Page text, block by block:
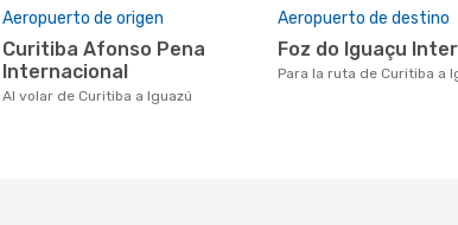
Aeropuerto de origen
Curitiba Afonso Pena
Internacional
Al volar de Curitiba a Iguazú
Aeropuerto de destino
Foz do Iguaçu
Para la ruta de Curitiba a